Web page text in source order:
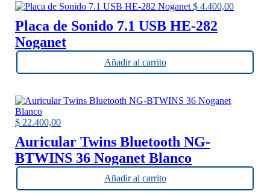
$ 4.400,00
Placa de Sonido 7.1 USB HE-282
Noganet
Añadir al carrito
$ 22.400,00
Auricular Twins Bluetooth NG-
BTWINS 36 Noganet Blanco
Añadir al carrito